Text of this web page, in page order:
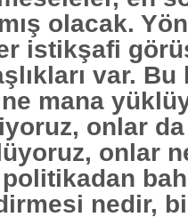
olacak.
istikşafi
var. Bu
ne mana
onlar
onlar
nedir,